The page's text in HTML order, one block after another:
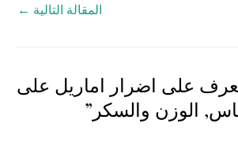
المقالة التالية ←
على اضرار اماريل على
الوزن والسكر”